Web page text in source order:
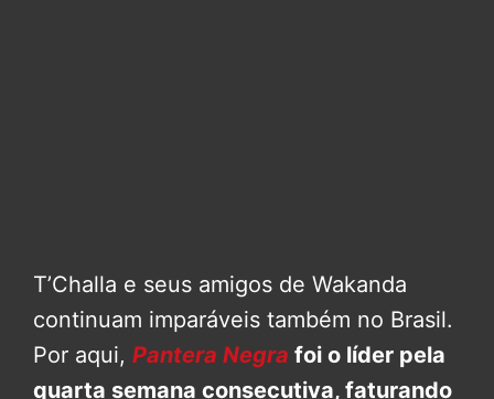
T’Challa e seus amigos de Wakanda
continuam imparáveis também no Brasil.
Por aqui, Pantera Negra foi o líder pela
quarta semana consecutiva, faturando